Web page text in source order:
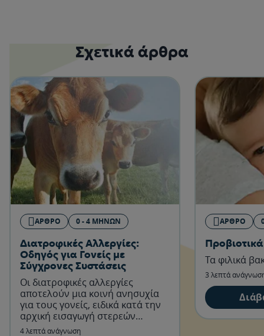
Σχετικά άρθρα
ΆΡΘΡΟ 0 - 4 ΜΗΝΏΝ
Διατροφικές Αλλεργίες:
Οδηγός για Γονείς με
Σύγχρονες Συστάσεις
Οι διατροφικές αλλεργίες
αποτελούν μια κοινή ανησυχία
για τους γονείς, ειδικά κατά την
αρχική εισαγωγή στερεών
τροφών στη διατροφή των
4 λεπτά ανάγνωση
ΆΡΘΡΟ
Προβιοτικά
Τα φιλικά
3 λεπτά